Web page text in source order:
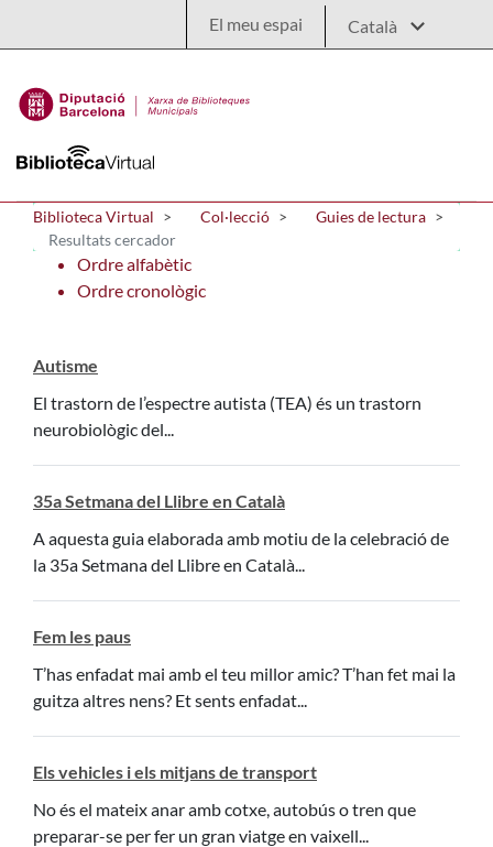
El meu espai
Biblioteca Virtual Col·lecció
Guies de lectura
Resultats cercador
Ordre alfabètic
Ordre cronològic
Autisme
El trastorn de l’espectre autista (TEA) és un trastorn
neurobiològic del...
35a Setmana del Llibre en Català
A aquesta guia elaborada amb motiu de la celebració de
la 35a Setmana del Llibre en Català...
Fem les paus
T’has enfadat mai amb el teu millor amic? T’han fet mai la
guitza altres nens? Et sents enfadat...
Els vehicles i els mitjans de transport
No és el mateix anar amb cotxe, autobús o tren que
preparar-se per fer un gran viatge en vaixell...